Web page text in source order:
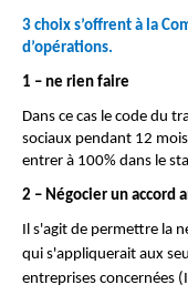
3 choix s’offrent à la
d’opérations.
1 – ne rien faire
Dans ce cas le code du
sociaux pendant 12
entrer à 100% dans le
2 – Négocier un accord
Il s'agit de permettre la
qui s'appliquerait aux
entreprises concernées